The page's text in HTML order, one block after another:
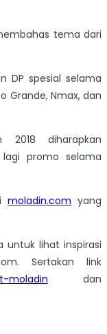
tema dari
DP spesial selama
Grande, Nmax, dan
2018 diharapkan
promo selama
moladin.com yang
untuk lihat inspirasi
Sertakan link
moladin dan